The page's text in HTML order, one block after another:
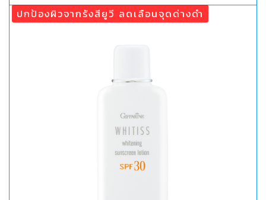
ปกป้องผิวจากรังสียูวี ลดเลือนจุดด่างดำ